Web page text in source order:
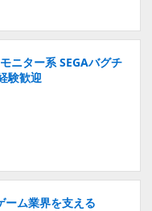
ニター系 SEGAバグチ
験歓迎
ム業界を支える